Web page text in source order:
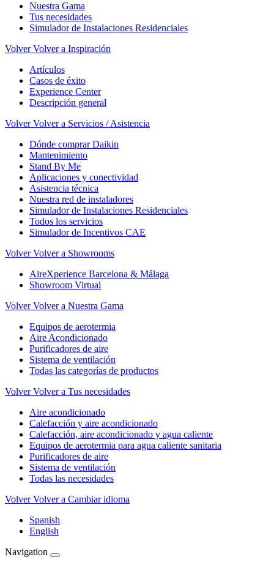
Nuestra Gama
Tus necesidades
Simulador de Instalaciones Residenciales
Volver Volver a Inspiración
Artículos
Casos de éxito
Experience Center
Descripción general
Volver Volver a Servicios / Asistencia
Dónde comprar Daikin
Mantenimiento
Stand By Me
Aplicaciones y conectividad
Asistencia técnica
Nuestra red de instaladores
Simulador de Instalaciones Residenciales
Todos los servicios
Simulador de Incentivos CAE
Volver Volver a Showrooms
AireXperience Barcelona & Málaga
Showroom Virtual
Volver Volver a Nuestra Gama
Equipos de aerotermia
Aire Acondicionado
Purificadores de aire
Sistema de ventilación
Todas las categorías de productos
Volver Volver a Tus necesidades
Aire acondicionado
Calefacción y aire acondicionado
Calefacción, aire acondicionado y agua caliente
Equipos de aerotermia para agua caliente sanitaria
Purificadores de aire
Sistema de ventilación
Todas las necesidades
Volver Volver a Cambiar idioma
Spanish
English
Navigation